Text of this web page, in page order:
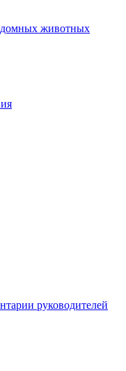
животных
руководителей